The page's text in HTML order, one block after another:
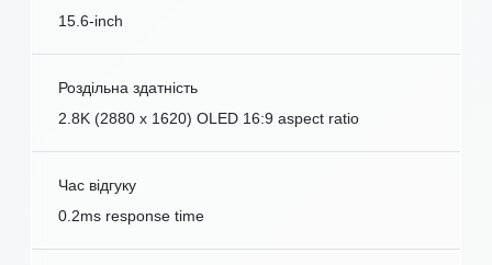
15.6-inch
Роздільна здатність
2.8K (2880 x 1620) OLED 16:9 aspect ratio
Час відгуку
0.2ms response time